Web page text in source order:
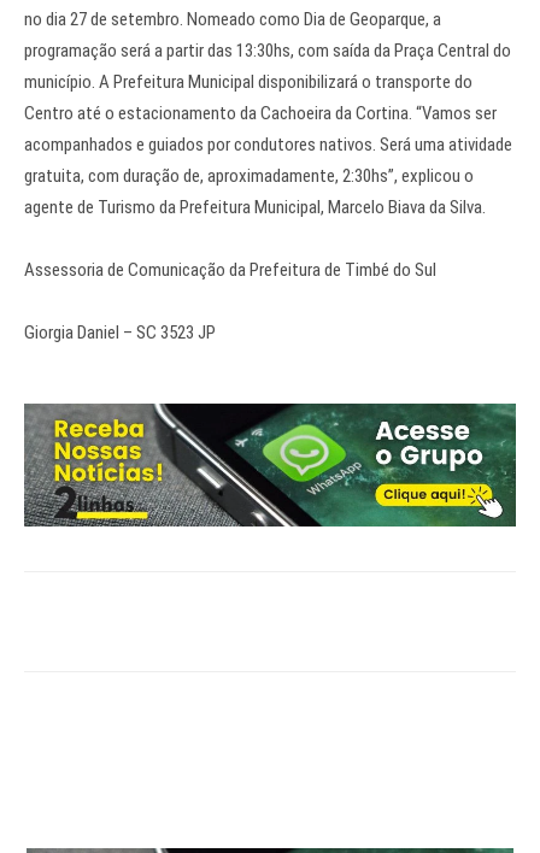
no dia 27 de setembro. Nomeado como Dia de Geoparque, a
programação será a partir das 13:30hs, com saída da Praça Central do
município. A Prefeitura Municipal disponibilizará o transporte do
Centro até o estacionamento da Cachoeira da Cortina. “Vamos ser
acompanhados e guiados por condutores nativos. Será uma atividade
gratuita, com duração de, aproximadamente, 2:30hs”, explicou o
agente de Turismo da Prefeitura Municipal, Marcelo Biava da Silva.
Assessoria de Comunicação da Prefeitura de Timbé do Sul
Giorgia Daniel – SC 3523 JP